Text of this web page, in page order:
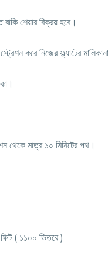
শেয়ার বিক্রয় হবে।
করে নিজের ফ্ল্যাটের
থেকে মাত্র ১০ মিনিটের পথ।
( ১১০০ ভিতরে )